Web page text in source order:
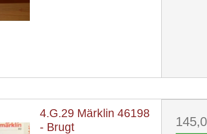
4.G.29 Märklin 46198
- Brugt